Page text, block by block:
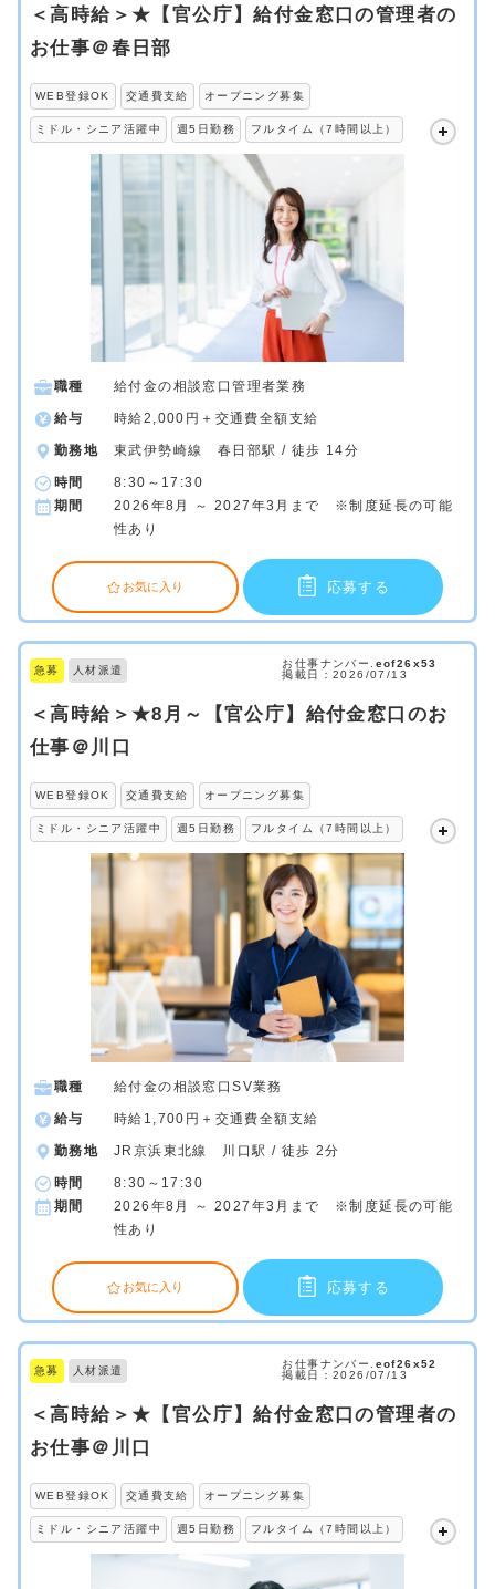
＜高時給＞★【官公庁】給付金窓口の管理者の
お仕事＠春日部
WEB登録OK 交通費支給 オープニング募集
ミドル・シニア活躍中 週5日勤務 フルタイム（7時間以上）
職種 給付金の相談窓口管理者業務
給与 時給2,000円＋交通費全額支給
勤務地 東武伊勢崎線 春日部駅 / 徒歩 14分
時間
8:30～17:30
期間
2026年8月 ～ 2027年3月まで ※制度延長の可能
性あり
お気に入り 応募する
急募 人材派遣
お仕事ナンバー. eof26x53
掲載日：2026/07/13
＜高時給＞★8月～【官公庁】給付金窓口のお
仕事＠川口
WEB登録OK 交通費支給 オープニング募集
ミドル・シニア活躍中 週5日勤務 フルタイム（7時間以上）
職種 給付金の相談窓口SV業務
給与 時給1,700円＋交通費全額支給
勤務地 JR京浜東北線 川口駅 / 徒歩 2分
時間
8:30～17:30
期間
2026年8月 ～ 2027年3月まで ※制度延長の可能
性あり
お気に入り 応募する
急募 人材派遣
お仕事ナンバー. eof26x52
掲載日：2026/07/13
＜高時給＞★【官公庁】給付金窓口の管理者の
お仕事＠川口
WEB登録OK 交通費支給 オープニング募集
ミドル・シニア活躍中 週5日勤務 フルタイム（7時間以上）